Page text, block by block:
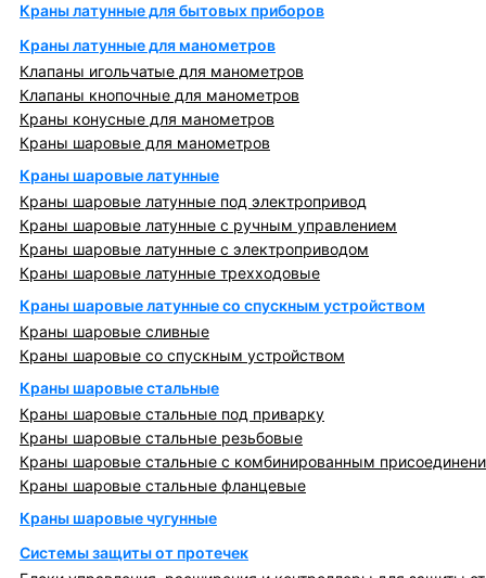
Краны латунные для бытовых приборов
Краны латунные для манометров
Клапаны игольчатые для манометров
Клапаны кнопочные для манометров
Краны конусные для манометров
Краны шаровые для манометров
Краны шаровые латунные
Краны шаровые латунные под электропривод
Краны шаровые латунные с ручным управлением
Краны шаровые латунные с электроприводом
Краны шаровые латунные трехходовые
Краны шаровые латунные со спускным устройством
Краны шаровые сливные
Краны шаровые со спускным устройством
Краны шаровые стальные
Краны шаровые стальные под приварку
Краны шаровые стальные резьбовые
Краны шаровые стальные с комбинированным
Краны шаровые стальные фланцевые
Краны шаровые чугунные
Системы защиты от протечек